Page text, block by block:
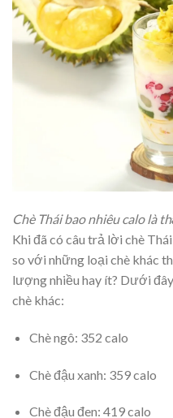
Chè Thái bao nhiêu calo là
Khi đã có câu trả lời chè
so với những loại chè khác
lượng nhiều hay ít? Dưới
chè khác:
Chè ngô: 352 calo
Chè đậu xanh: 359 calo
Chè đậu đen: 419 calo